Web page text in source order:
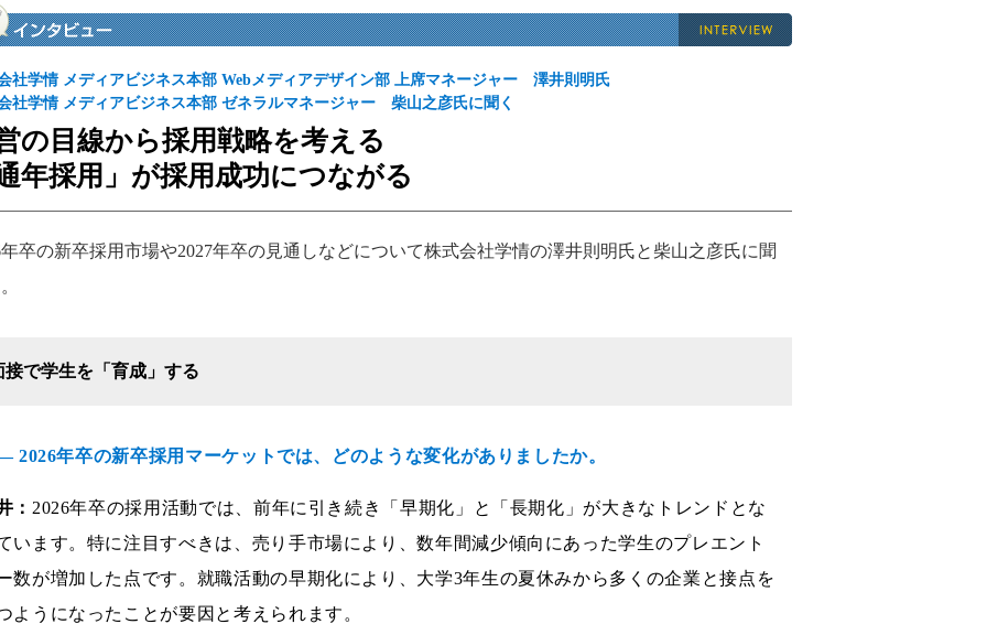
社学情 メディアビジネス本部 Webメディアデザイン部 上席マネージャー 澤井則明氏
社学情 メディアビジネス本部 ゼネラルマネージャー 柴山之彦氏に聞く
の目線から採用戦略を考える
通年採用」が採用成功につながる
年卒の新卒採用市場や2027年卒の見通しなどについて株式会社学情の澤井則明氏と柴山之彦氏に聞
接で学生を「育成」する
年卒の新卒採用マーケットでは、どのような変化がありましたか。
： 2026年卒の採用活動では、前年に引き続き「早期化」と「長期化」が大きなトレンドとな
います。特に注目すべきは、売り手市場により、数年間減少傾向にあった学生のプレエント
数が増加した点です。就職活動の早期化により、大学3年生の夏休みから多くの企業と接点を
ようになったことが要因と考えられます。